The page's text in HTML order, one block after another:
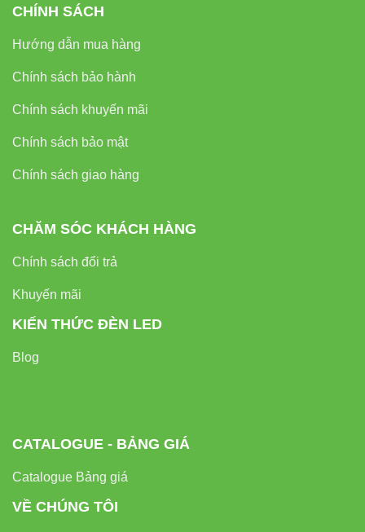
CHÍNH SÁCH
Hướng dẫn mua hàng
Chính sách bảo hành
Chính sách khuyến mãi
Chính sách bảo mật
Chính sách giao hàng
CHĂM SÓC KHÁCH HÀNG
Chính sách đổi trả
Khuyến mãi
KIẾN THỨC ĐÈN LED
Blog
CATALOGUE - BẢNG GIÁ
Catalogue Bảng giá
VỀ CHÚNG TÔI